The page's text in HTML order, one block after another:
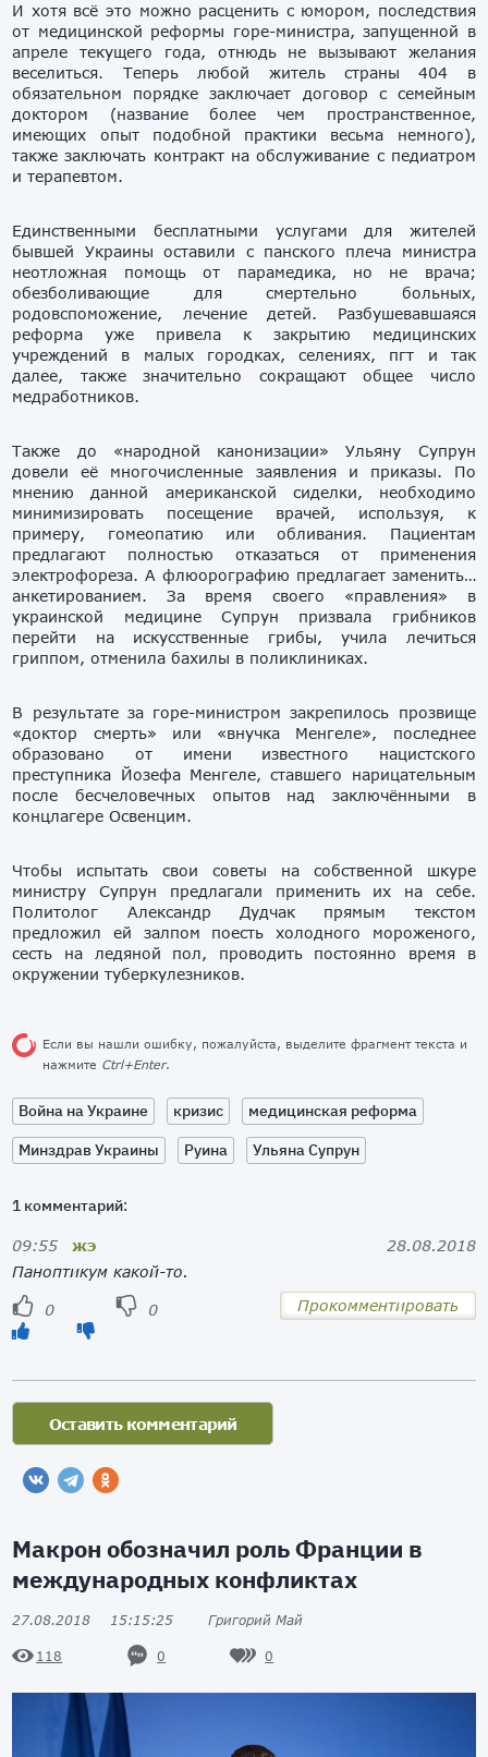
И хотя всё это можно расценить с юмором, последствия
от медицинской реформы горе-министра, запущенной в
апреле текущего года, отнюдь не вызывают желания
веселиться. Теперь любой житель страны 404 в
обязательном порядке заключает договор с семейным
доктором (название более чем пространственное,
имеющих опыт подобной практики весьма немного),
также заключать контракт на обслуживание с педиатром
и терапевтом.
Единственными бесплатными услугами для жителей
бывшей Украины оставили с панского плеча министра
неотложная помощь от парамедика, но не врача;
обезболивающие для смертельно больных,
родовспоможение, лечение детей. Разбушевавшаяся
реформа уже привела к закрытию медицинских
учреждений в малых городках, селениях, пгт и так
далее, также значительно сокращают общее число
медработников.
Также до «народной канонизации» Ульяну Супрун
довели её многочисленные заявления и приказы. По
мнению данной американской сиделки, необходимо
минимизировать посещение врачей, используя, к
примеру, гомеопатию или обливания. Пациентам
предлагают полностью отказаться от применения
электрофореза. А флюорографию предлагает заменить…
анкетированием. За время своего «правления» в
украинской медицине Супрун призвала грибников
перейти на искусственные грибы, учила лечиться
гриппом, отменила бахилы в поликлиниках.
В результате за горе-министром закрепилось прозвище
«доктор смерть» или «внучка Менгеле», последнее
образовано от имени известного нацистского
преступника Йозефа Менгеле, ставшего нарицательным
после бесчеловечных опытов над заключёнными в
концлагере Освенцим.
Чтобы испытать свои советы на собственной шкуре
министру Супрун предлагали применить их на себе.
Политолог Александр Дудчак прямым текстом
предложил ей залпом поесть холодного мороженого,
сесть на ледяной пол, проводить постоянно время в
окружении туберкулезников.
Если вы нашли ошибку, пожалуйста, выделите фрагмент текста и
нажмите Ctrl+Enter.
Война на Украине кризис
медицинская реформа
Минздрав Украины
Руина Ульяна Супрун
1 комментарий:
09:55 жэ
28.08.2018
Паноптикум какой-то.
0 0 Прокомментировать
Макрон обозначил роль Франции в
международных конфликтах
27.08.2018 15:15:25 Григорий Май
118 0 0